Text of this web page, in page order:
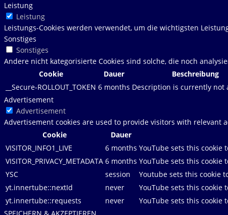
Leistung
Leistung
Leistungs-Cookies werden verwendet, um die wichtigsten
Sonstiges
Sonstiges
Andere nicht kategorisierte Cookies sind solche, die noch
Cookie
Dauer
Beschreibung
__Secure-ROLLOUT_TOKEN 6 months Description is currently not
Advertisement
Advertisement
Advertisement cookies are used to provide visitors with relevant
Cookie
Dauer
VISITOR_INFO1_LIVE
6 months YouTube sets this
VISITOR_PRIVACY_METADATA 6 months YouTube sets this cookie
YSC
session
Youtube sets this cookie
yt.innertube::nextId
never
YouTube sets this cookie
yt.innertube::requests
never
YouTube sets this cookie